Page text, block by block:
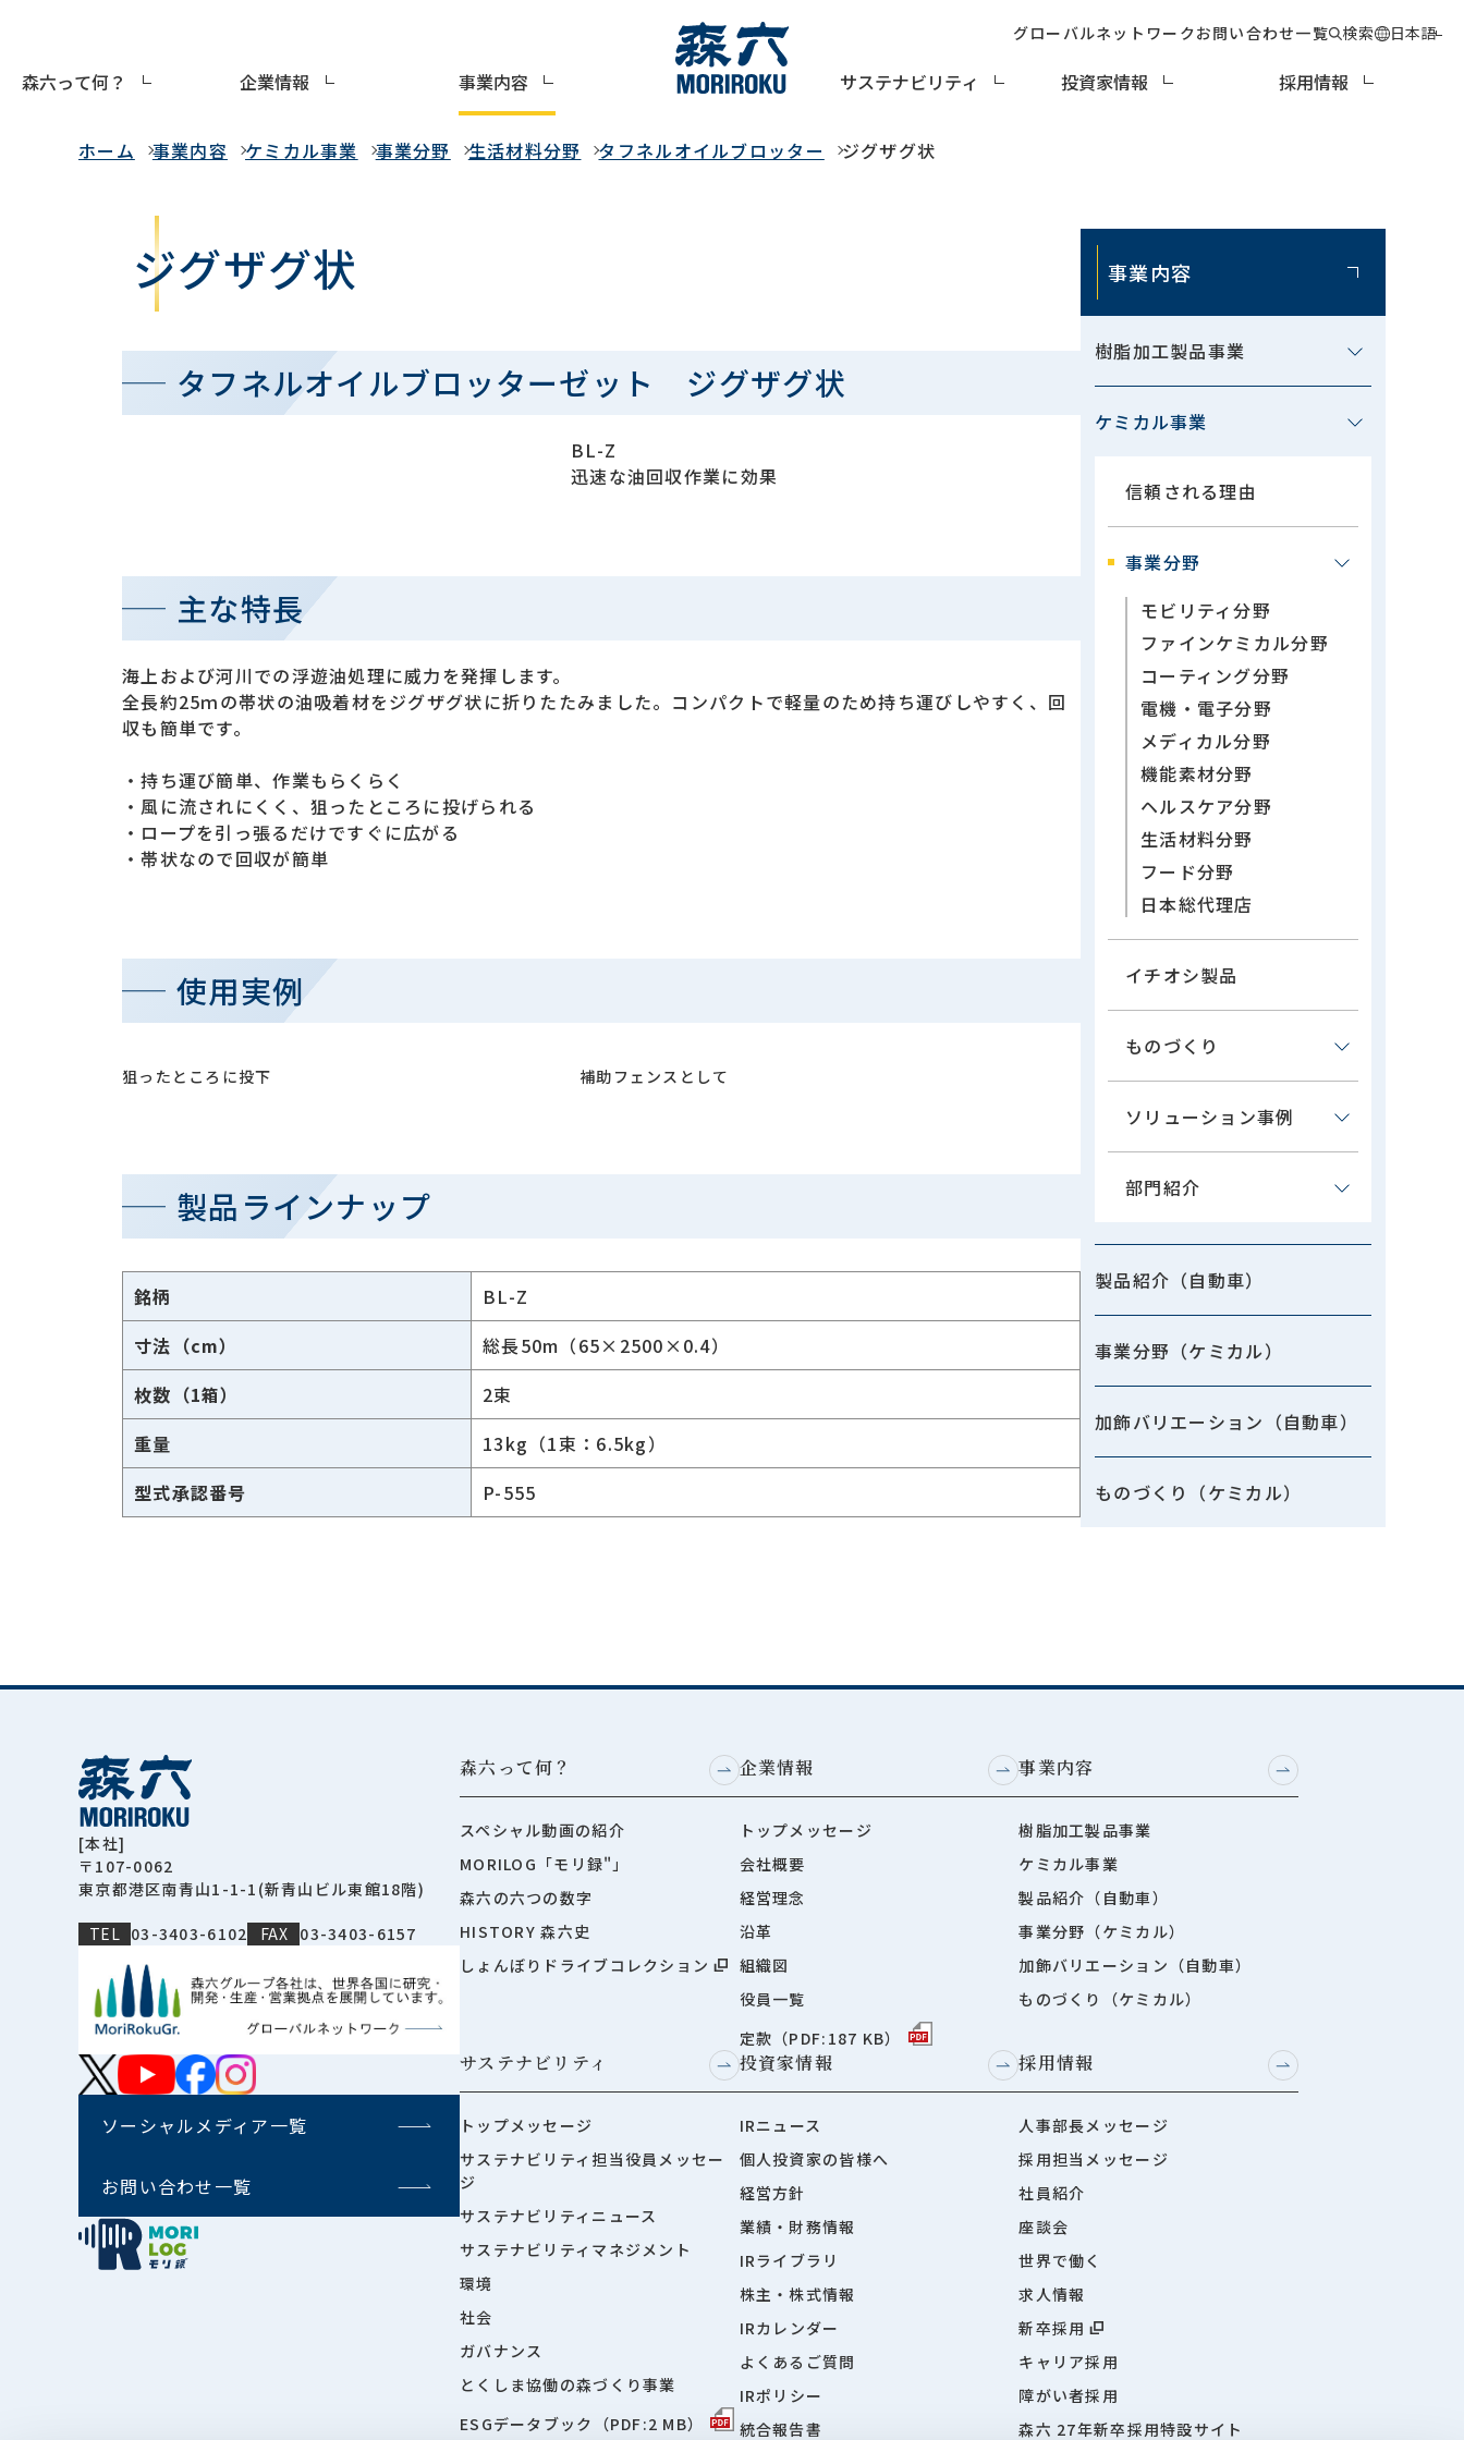
森六って何？ 企業情報 事業内容 サステナビリティ 投資家情報 採用情報
グローバルネットワークお問い合わせ一覧 検索 日本語
事業内容
ホーム 事業内容 ケミカル事業 事業分野 生活材料分野 タフネルオイルブロッター ジグザグ状
事業内容
樹脂加工製品事業
ケミカル事業
信頼される理由
事業分野
モビリティ分野
ファインケミカル分野
コーティング分野
電機・電子分野
メディカル分野
機能素材分野
ヘルスケア分野
生活材料分野
フード分野
日本総代理店
イチオシ製品
ものづくり
ソリューション事例
部門紹介
製品紹介（自動車）
事業分野（ケミカル）
加飾バリエーション（自動車）
ものづくり（ケミカル）
ジグザグ状
タフネルオイルブロッターゼット ジグザグ状
BL-Z
迅速な油回収作業に効果
主な特長
海上および河川での浮遊油処理に威力を発揮します。
全長約25ｍの帯状の油吸着材をジグザグ状に折りたたみました。コンパクトで軽量のため持ち運びしやすく、回
収も簡単です。
・持ち運び簡単、作業もらくらく
・風に流されにくく、狙ったところに投げられる
・ロープを引っ張るだけですぐに広がる
・帯状なので回収が簡単
使用実例
狙ったところに投下 補助フェンスとして
製品ラインナップ
銘柄
BL-Z
寸法（cm）
総長50m（65×2500×0.4）
枚数（1箱）
2束
重量
13kg（1束：6.5kg）
型式承認番号
P-555
[本社]
〒107-0062
東京都港区南青山1-1-1(新青山ビル東館18階)
TEL 03-3403-6102 FAX 03-3403-6157
ソーシャルメディア一覧
お問い合わせ一覧
森六って何？
スペシャル動画の紹介
MORILOG「モリ録"」
森六の六つの数字
HISTORY 森六史
しょんぼりドライブコレクション
企業情報
トップメッセージ
会社概要
経営理念
沿革
組織図
役員一覧
定款（PDF:187 KB）
事業内容
樹脂加工製品事業
ケミカル事業
製品紹介（自動車）
事業分野（ケミカル）
加飾バリエーション（自動車）
ものづくり（ケミカル）
サステナビリティ
トップメッセージ
サステナビリティ担当役員メッセー
ジ
サステナビリティニュース
サステナビリティマネジメント
環境
社会
ガバナンス
とくしま協働の森づくり事業
ESGデータブック（PDF:2 MB）
投資家情報
IRニュース
個人投資家の皆様へ
経営方針
業績・財務情報
IRライブラリ
株主・株式情報
IRカレンダー
よくあるご質問
IRポリシー
統合報告書
採用情報
人事部長メッセージ
採用担当メッセージ
社員紹介
座談会
世界で働く
求人情報
新卒採用
キャリア採用
障がい者採用
森六 27年新卒採用特設サイト